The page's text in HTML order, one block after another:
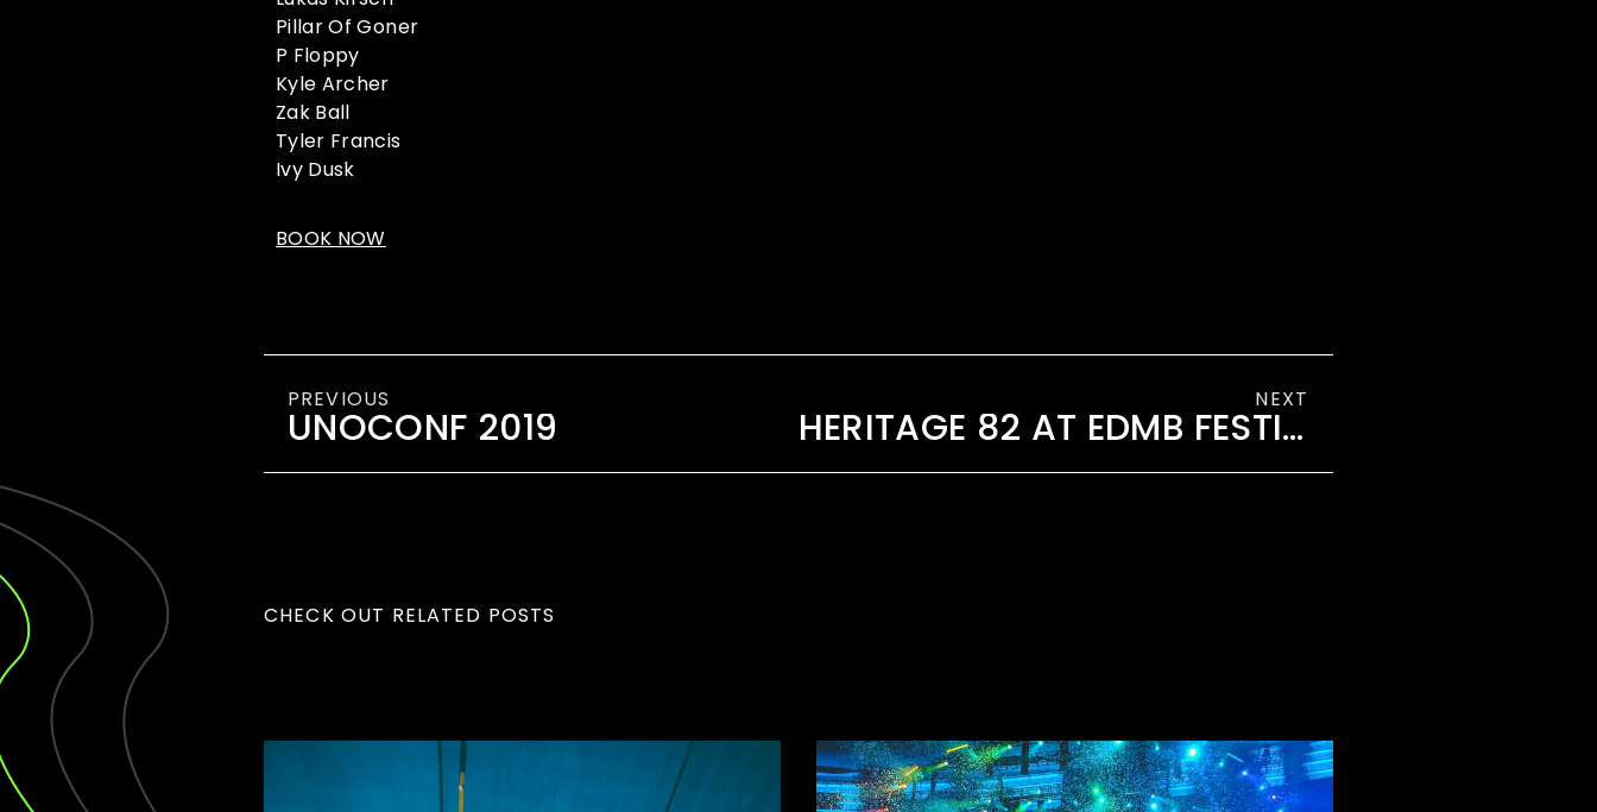
Pillar Of Goner
P Floppy
Kyle Archer
Zak Ball
Tyler Francis
Ivy Dusk
BOOK NOW
PREVIOUS
UNOCONF 2019
NEXT
HERITAGE 82 AT EDMB FESTIVAL 2020
CHECK OUT RELATED POSTS